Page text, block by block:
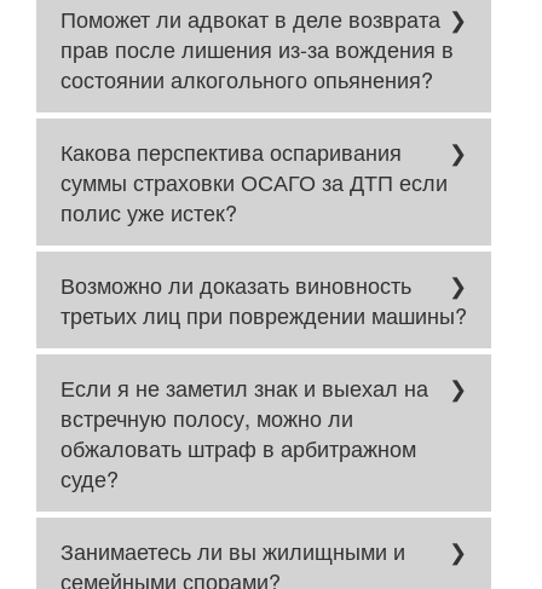
поможет решить дело связанное со
страхованием ТС, ДТП и причинению
вреда здоровью.
Поможет ли адвокат в деле возврата
прав после лишения из-за вождения в
состоянии алкогольного опьянения?
зависит от обстоятельств дела!
Какова перспектива оспаривания
суммы страховки ОСАГО за ДТП если
полис уже истек?
сумму можно оспорить.
Возможно ли доказать виновность
третьих лиц при повреждении машины?
сотрудники ЖКХ, сотрудники дорожной
взыскать ущерб, причиненный
транспортному средству.
Если я не заметил знак и выехал на
встречную полосу, можно ли
обжаловать штраф в арбитражном
суде?
дела.
Занимаетесь ли вы жилищными и
семейными спорами?